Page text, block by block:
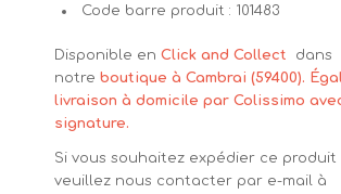
Code barre produit : 101483
Disponible en Click and Collect dans
notre boutique à Cambrai (59400).
livraison à domicile par Colissimo
signature.
Si vous souhaitez expédier ce produit
veuillez nous contacter par e-mail à